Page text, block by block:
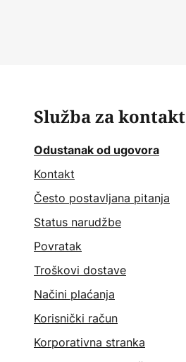
Služba za kontakt
Odustanak od ugovora
Kontakt
Često postavljana pitanja
Status narudžbe
Povratak
Troškovi dostave
Načini plaćanja
Korisnički račun
Korporativna stranka